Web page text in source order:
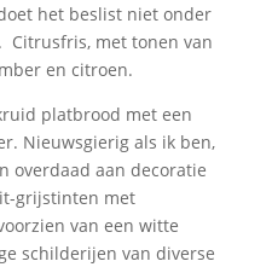
het beslist niet onder
Citrusfris, met tonen van
en citroen.
platbrood met een
Nieuwsgierig als ik ben,
overdaad aan decoratie
grijstinten met
van een witte
schilderijen van diverse